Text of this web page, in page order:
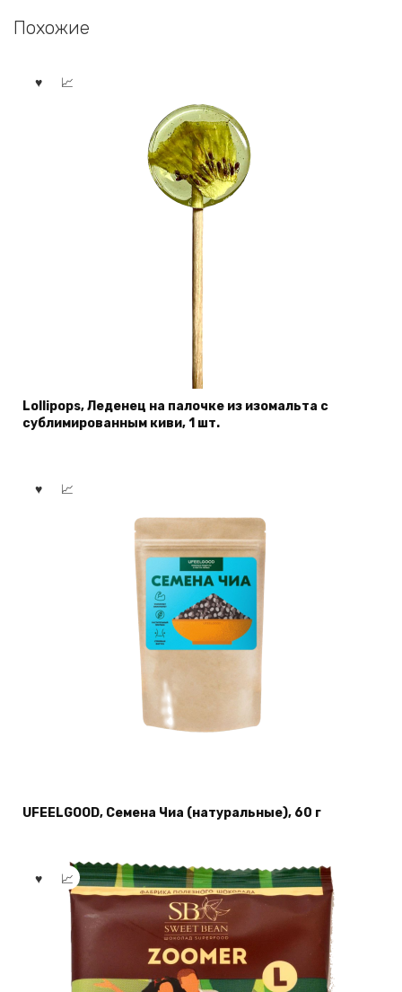
Похожие
Lollipops, Леденец на палочке из изомальта с
сублимированным киви, 1 шт.
UFEELGOOD, Семена Чиа (натуральные), 60 г